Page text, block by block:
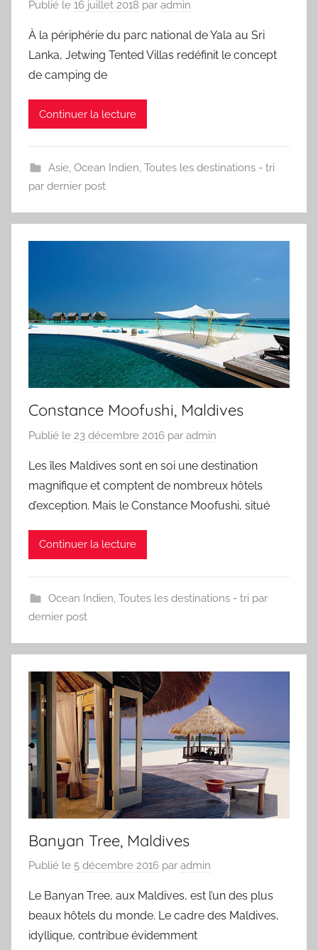
Publié le 16 juillet 2018 par admin
À la périphérie du parc national de Yala au Sri
Lanka, Jetwing Tented Villas redéfinit le concept
de camping de
Continuer la lecture
Asie, Ocean Indien, Toutes les destinations - tri
par dernier post
Constance Moofushi, Maldives
Publié le 23 décembre 2016 par admin
Les îles Maldives sont en soi une destination
magnifique et comptent de nombreux hôtels
d’exception. Mais le Constance Moofushi, situé
Continuer la lecture
Ocean Indien, Toutes les destinations - tri par
dernier post
Banyan Tree, Maldives
Publié le 5 décembre 2016 par admin
Le Banyan Tree, aux Maldives, est l’un des plus
beaux hôtels du monde. Le cadre des Maldives,
idyllique, contribue évidemment